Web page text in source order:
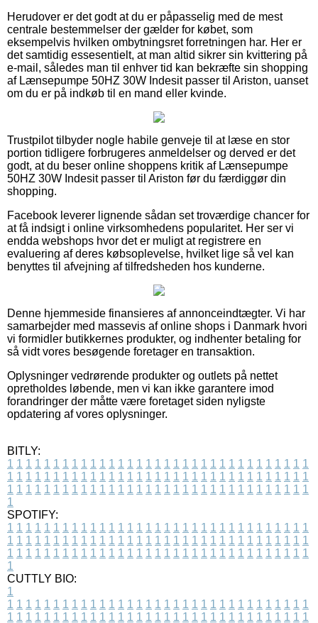
Herudover er det godt at du er påpasselig med de mest
centrale bestemmelser der gælder for købet, som
eksempelvis hvilken ombytningsret forretningen har. Her er
det samtidig essesentielt, at man altid sikrer sin kvittering på
e-mail, således man til enhver tid kan bekræfte sin shopping
af Lænsepumpe 50HZ 30W Indesit passer til Ariston, uanset
om du er på indkøb til en mand eller kvinde.
Trustpilot tilbyder nogle habile genveje til at læse en stor
portion tidligere forbrugeres anmeldelser og derved er det
godt, at du beser online shoppens kritik af Lænsepumpe
50HZ 30W Indesit passer til Ariston før du færdiggør din
shopping.
Facebook leverer lignende sådan set troværdige chancer for
at få indsigt i online virksomhedens popularitet. Her ser vi
endda webshops hvor det er muligt at registrere en
evaluering af deres købsoplevelse, hvilket lige så vel kan
benyttes til afvejning af tilfredsheden hos kunderne.
Denne hjemmeside finansieres af annonceindtægter. Vi har
samarbejder med massevis af online shops i Danmark hvori
vi formidler butikkernes produkter, og indhenter betaling for
så vidt vores besøgende foretager en transaktion.
Oplysninger vedrørende produkter og outlets på nettet
opretholdes løbende, men vi kan ikke garantere imod
forandringer der måtte være foretaget siden nyligste
opdatering af vores oplysninger.
BITLY:
1 1 1 1 1 1 1 1 1 1 1 1 1 1 1 1 1 1 1 1 1 1 1 1 1 1 1 1 1 1 1 1 1
1 1 1 1 1 1 1 1 1 1 1 1 1 1 1 1 1 1 1 1 1 1 1 1 1 1 1 1 1 1 1 1 1
1 1 1 1 1 1 1 1 1 1 1 1 1 1 1 1 1 1 1 1 1 1 1 1 1 1 1 1 1 1 1 1 1
1
SPOTIFY:
1 1 1 1 1 1 1 1 1 1 1 1 1 1 1 1 1 1 1 1 1 1 1 1 1 1 1 1 1 1 1 1 1
1 1 1 1 1 1 1 1 1 1 1 1 1 1 1 1 1 1 1 1 1 1 1 1 1 1 1 1 1 1 1 1 1
1 1 1 1 1 1 1 1 1 1 1 1 1 1 1 1 1 1 1 1 1 1 1 1 1 1 1 1 1 1 1 1 1
1
CUTTLY BIO:
1
1 1 1 1 1 1 1 1 1 1 1 1 1 1 1 1 1 1 1 1 1 1 1 1 1 1 1 1 1 1 1 1 1
1 1 1 1 1 1 1 1 1 1 1 1 1 1 1 1 1 1 1 1 1 1 1 1 1 1 1 1 1 1 1 1 1